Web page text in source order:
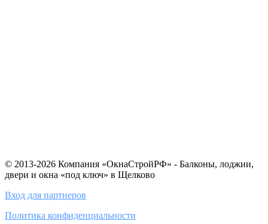
© 2013-2026 Компания «ОкнаСтройРФ» - Балконы, лоджии,
двери и окна «под ключ» в Щелково
Вход для партнеров
Политика конфиденциальности